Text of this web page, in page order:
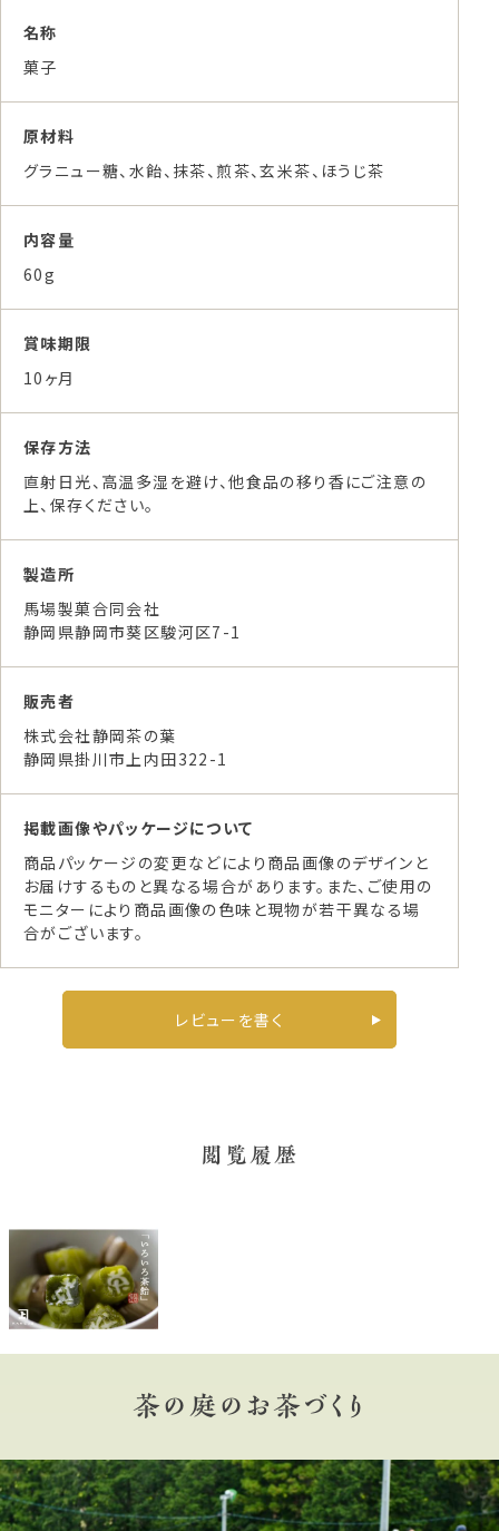
名称
菓子
原材料
グラニュー糖、水飴、抹茶、煎茶、玄米茶、ほうじ茶
内容量
60g
賞味期限
10ヶ月
保存方法
直射日光、高温多湿を避け、他食品の移り香にご注意の
上、保存ください。
製造所
馬場製菓合同会社
静岡県静岡市葵区駿河区7-1
販売者
株式会社静岡茶の葉
静岡県掛川市上内田322-1
掲載画像やパッケージについて
商品パッケージの変更などにより商品画像のデザインと
お届けするものと異なる場合があります。また、ご使用の
モニターにより商品画像の色味と現物が若干異なる場
合がございます。
レビューを書く
閲覧履歴
茶の庭のお茶づくり